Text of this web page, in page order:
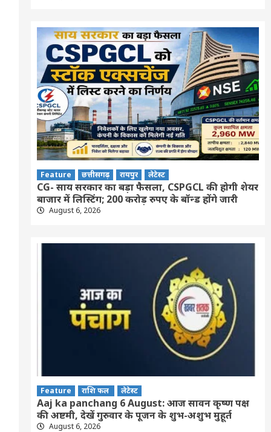
Feature छत्तीसगढ़ रायपुर लेटेस्ट
CG- साय सरकार का बड़ा फैसला, CSPGCL की होगी शेयर
बाजार में लिस्टिंग; 200 करोड़ रुपए के बॉन्ड होंगे जारी
August 6, 2026
Feature राशि फल लेटेस्ट
Aaj ka panchang 6 August: आज सावन कृष्ण पक्ष
की अष्टमी, देखें गुरुवार के पूजन के शुभ-अशुभ मुहूर्त
August 6, 2026